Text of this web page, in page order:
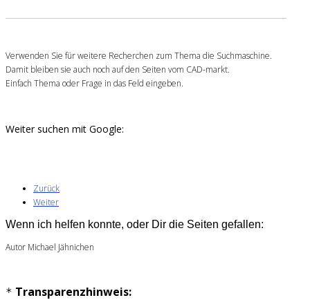
Verwenden Sie für weitere Recherchen zum Thema die Suchmaschine.
Damit bleiben sie auch noch auf den Seiten vom CAD-markt.
Einfach Thema oder Frage in das Feld eingeben.
Weiter suchen mit Google:
Zurück
Weiter
Wenn ich helfen konnte, oder Dir die Seiten gefallen:
Autor Michael Jähnichen
* Transparenzhinweis: